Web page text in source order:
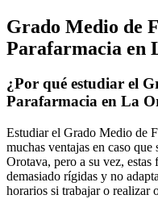
Grado Medio de
Parafarmacia en
¿Por qué estudiar el
Parafarmacia en La
Estudiar el Grado Medio de
muchas ventajas en caso
Orotava, pero a su vez, estas
demasiado rígidas y no
horarios si trabajar o realizar